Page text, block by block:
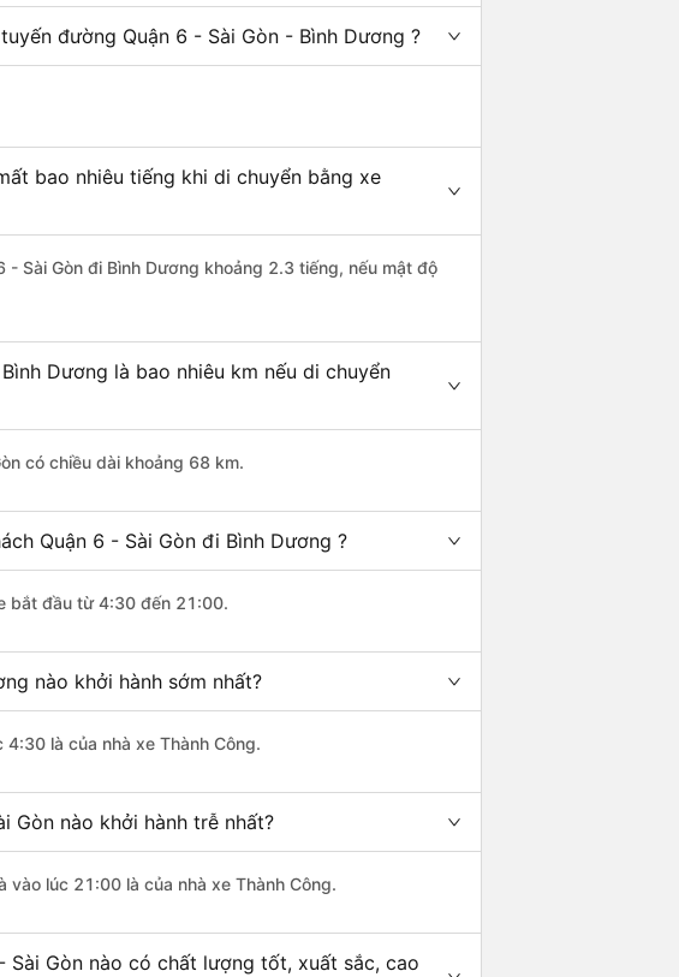
đường Quận 6 - Sài Gòn - Bình Dương ?
bao nhiêu tiếng khi di chuyển bằng xe
Sài Gòn đi Bình Dương khoảng 2.3 tiếng, nếu mật độ
Dương là bao nhiêu km nếu di chuyển
có chiều dài khoảng 68 km.
Quận 6 - Sài Gòn đi Bình Dương ?
bắt đầu từ 4:30 đến 21:00.
nào khởi hành sớm nhất?
là của nhà xe Thành Công.
Gòn nào khởi hành trễ nhất?
vào lúc 21:00 là của nhà xe Thành Công.
Sài Gòn nào có chất lượng tốt, xuất sắc, cao